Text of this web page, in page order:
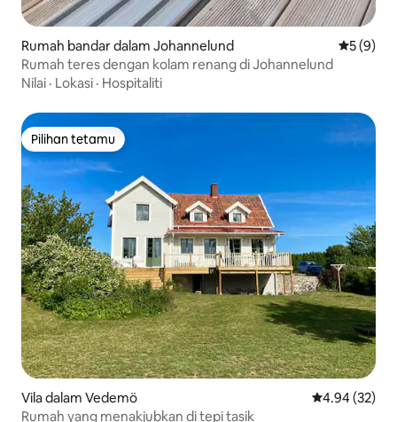
Rumah bandar dalam Johannelund
5 (9)
Rumah teres dengan kolam renang di Johannelund
Nilai · Lokasi · Hospitaliti
Pilihan tetamu
Pilihan tetamu
Vila dalam Vedemö Penarafan
4.94 (32)
Rumah yang menakjubkan di tepi tasik